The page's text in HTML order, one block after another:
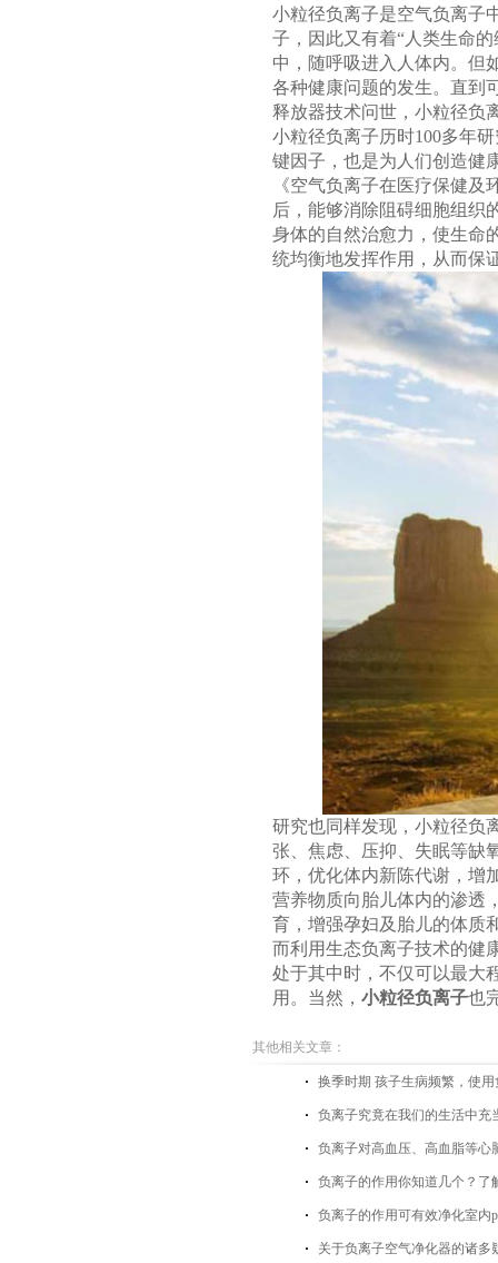
小粒径负离子是空气负离子
子，因此又有着“人类生命
中，随呼吸进入人体内。但
各种健康问题的发生。直到
释放器技术问世，小粒径负
小粒径负离子历时100多年
键因子，也是为人们创造健
《空气负离子在医疗保健
后，能够消除阻碍细胞组织
身体的自然治愈力，使生命
统均衡地发挥作用，从而保
研究也同样发现，小粒径负
张、焦虑、压抑、失眠等缺
环，优化体内新陈代谢，增
营养物质向胎儿体内的渗透
育，增强孕妇及胎儿的体质
而利用生态负离子技术的健
处于其中时，不仅可以最大
用。当然， 小粒径负离子也
其他相关文章：
换季时期 孩子生病频繁，使
负离子究竟在我们的生活中充
负离子对高血压、高血脂等心
负离子的作用你知道几个？了
负离子的作用可有效净化室内
关于负离子空气净化器的诸多